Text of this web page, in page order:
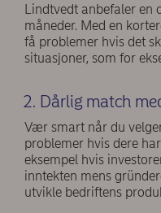
Lindtvedt anbefaler en
måneder. Med en
få problemer hvis det
situasjoner, som for
2. Dårlig match
Vær smart når du
problemer hvis dere
eksempel hvis
inntekten mens
utvikle bedriftens